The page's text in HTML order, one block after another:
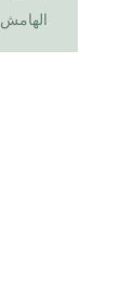
الهامش